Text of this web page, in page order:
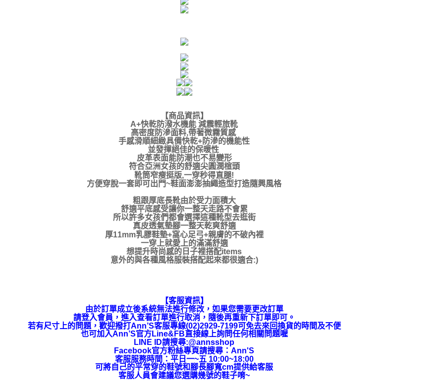
【商品資訊】
A+快乾防潑水機能 減震輕旅靴
高密度防滲面料,帶著微霧質感
手感滑順細緻具備快乾+防滲的機能性
並發揮絕佳的保暖性
皮革表面能防潮也不易變形
符合亞洲女孩的舒適尖圓潤楦頭
靴筒窄瘦挺版,一穿秒得直腿!
方便穿脫一套即可出門~鞋面澎澎抽繩造型打造隨興風格
粗跟厚底長靴由於受力面積大
舒適平底感受讓你一整天走路不會累
所以許多女孩們都會選擇這種靴型去逛街
真皮透氣墊腳一整天乾爽舒適
厚11mm乳膠鞋墊+窩心足弓+親膚的不破內裡
一穿上就愛上的滿滿舒適
想提升時尚感的日子裡搭配items
意外的與各種風格服裝搭配起來都很適合:)
【客服資訊】
由於訂單成立後系統無法進行修改，如果您需要更改訂單
請登入會員，進入查看訂單進行取消，隨後再重新下訂單即可。
若有尺寸上的問題，歡迎撥打Ann’S客服專線(02)2929-7199可免去來回換貨的時間及不便
也可加入Ann’S官方Line&FB直接線上詢問任何相關問題喔
LINE ID請搜尋:@annsshop
Facebook官方粉絲專頁請搜尋：Ann'S
客服服務時間：平日一~五 10:00~18:00
可將自己的平常穿的鞋號和腳長腳寬cm提供給客服
客服人員會建議您選購幾號的鞋子唷~